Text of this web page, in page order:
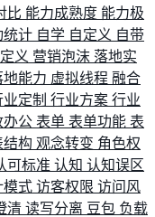
比 能力成熟度 能力极
统计 自学 自定义 自带
义 营销泡沫 落地实
地能力 虚拟线程 融合
业定制 行业方案 行业
办公 表单 表单功能 表
结构 观念转变 角色权
可标准 认知 认知误区
模式 访客权限 访问风
清 读写分离 豆包 负载